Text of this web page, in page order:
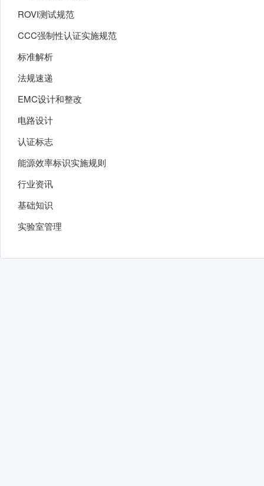
ROVI测试规范
CCC强制性认证实施规范
标准解析
法规速递
EMC设计和整改
电路设计
认证标志
能源效率标识实施规则
行业资讯
基础知识
实验室管理